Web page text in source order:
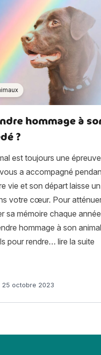
hommage à
?
est toujours une épreuve
a accompagné
vie et son départ laisse un
votre cœur. Pour
sa mémoire chaque
hommage à son animal
pour rendre…lire la suite
25 octobre 2023